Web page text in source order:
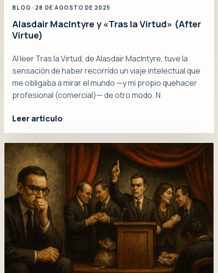
BLOG · 28 DE AGOSTO DE 2025
Alasdair MacIntyre y «Tras la Virtud» (After
Virtue)
Al leer Tras la Virtud, de Alasdair MacIntyre, tuve la
sensación de haber recorrido un viaje intelectual que
me obligaba a mirar el mundo —y mi propio quehacer
profesional (comercial)— de otro modo. N
Leer articulo